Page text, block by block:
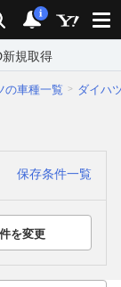
検索 通知
i
新規取得
の車種一覧 ダイハ
保存条件一覧
を変更